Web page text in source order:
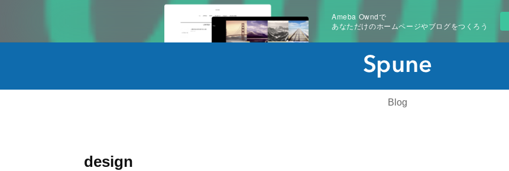
Ameba Owndで
あなただけのホームページやブログをつくろう
Blog
design